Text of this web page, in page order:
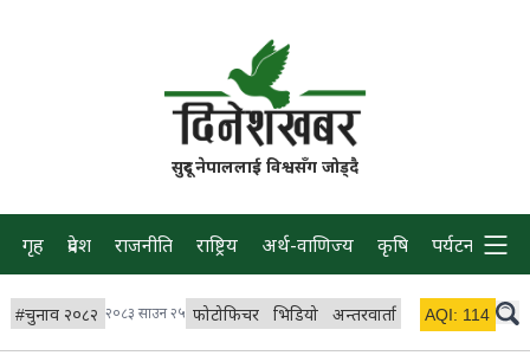
सुदूर नेपाललाई विश्वसँग जोड्दै
गृह प्रदेश राजनीति राष्ट्रिय अर्थ-वाणिज्य कृषि पर्यटन प्रवास
#चुनाव २०८२ २०८३ साउन २५ फोटोफिचर भिडियो अन्तरवार्ता विचार/ब्लग
AQI: 114